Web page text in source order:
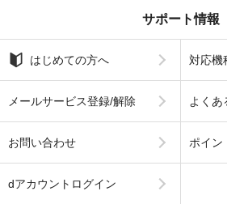
サポート情報
はじめての方へ 対応機
メールサービス登録/解除 よくあ
お問い合わせ ポイン
dアカウントログイン